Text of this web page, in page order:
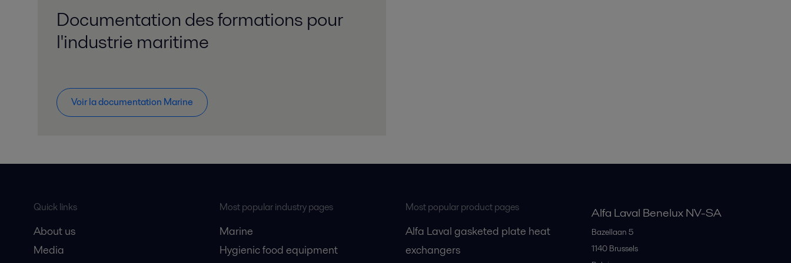
Documentation des formations pour
l'industrie maritime
Voir la documentation Marine
Quick links
About us
Media
Most popular industry pages
Marine
Hygienic food equipment
Most popular product pages
Alfa Laval gasketed plate heat
exchangers
Alfa Laval Benelux NV-SA
Bazellaan 5
1140 Brussels